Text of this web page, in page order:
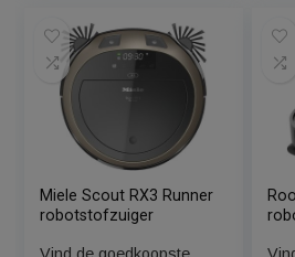
Innen Laadstation
Robotstofzuiger Zwart
– Stofzuiger
Laadstation –
Prullenbak – Docking
Station – Afvalbak –
1000W – Mobiele App
Vind de goedkoopste